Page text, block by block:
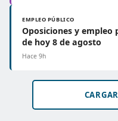
EMPLEO PÚBLICO
Oposiciones y empleo
de hoy 8 de agosto
Hace 9h